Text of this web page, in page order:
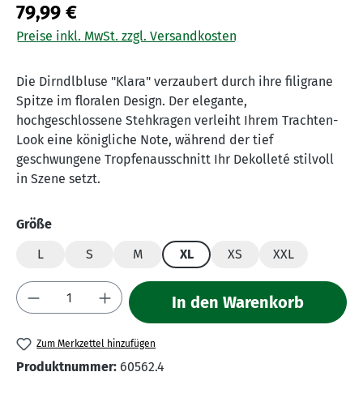
79,99 €
Preise inkl. MwSt. zzgl. Versandkosten
Die Dirndlbluse "Klara" verzaubert durch ihre filigrane
Spitze im floralen Design. Der elegante,
hochgeschlossene Stehkragen verleiht Ihrem Trachten-
Look eine königliche Note, während der tief
geschwungene Tropfenausschnitt Ihr Dekolleté stilvoll
in Szene setzt.
Größeauswählen
L
S M XL XS XXL
Produkt Anzahl: Gib den gewünschten
In den Warenkorb
Zum Merkzettel hinzufügen
Produktnummer: 60562.4